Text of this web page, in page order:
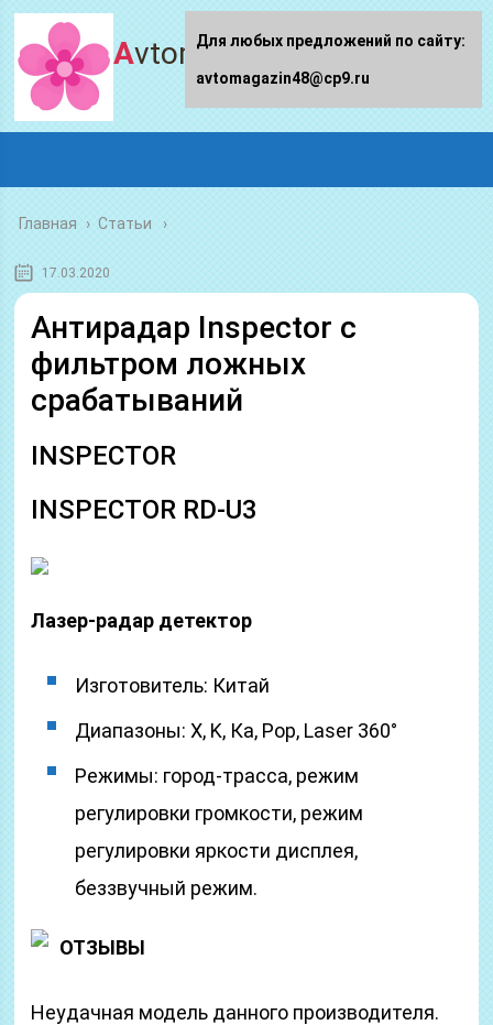
Avtomagazin48.ru
Главная › Статьи
17.03.2020
Антирадар Inspector с
фильтром ложных
срабатываний
INSPECTOR
INSPECTOR RD-U3
Лазер-радар детектор
Изготовитель: Китай
Диапазоны: Х, K, Ка, Pop, Laser 360°
Режимы: город-трасса, режим
регулировки громкости, режим
регулировки яркости дисплея,
беззвучный режим.
ОТЗЫВЫ
Неудачная модель данного производителя.
Для любых предложений по сайту:
avtomagazin48@cp9.ru